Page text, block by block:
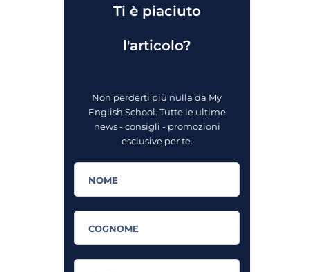
Ti è piaciuto
l'articolo?
Non perderti più nulla da My
English School. Tutte le ultime
news - consigli - promozioni
esclusive per te.